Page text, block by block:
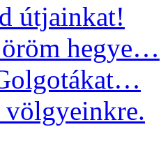
útjainkat!
hegye…